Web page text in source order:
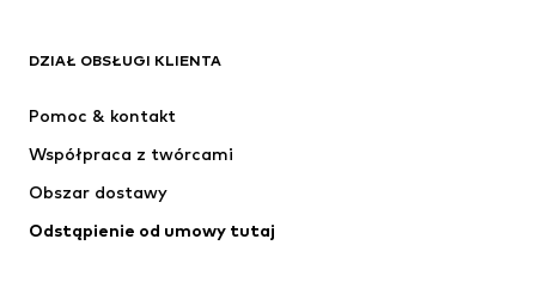
Next
NAME IT
DZIAŁ OBSŁUGI KLIENTA
Pomoc & kontakt
Współpraca z twórcami
Obszar dostawy
Odstąpienie od umowy tutaj